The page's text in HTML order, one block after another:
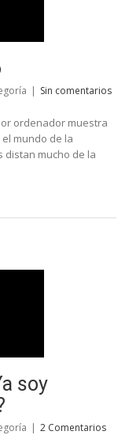
| Sin comentarios
ordenador muestra
mundo de la
distan mucho de la
soy
| 2 Comentarios